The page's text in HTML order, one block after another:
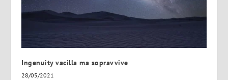
Ingenuity vacilla ma sopravvive
28/05/2021